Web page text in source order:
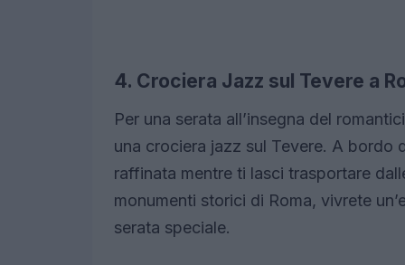
4. Crociera Jazz sul Tevere a
Per una serata all’insegna del
una crociera jazz sul Tevere. A bordo
raffinata mentre ti lasci trasportare
monumenti storici di Roma, vivrete
serata speciale.